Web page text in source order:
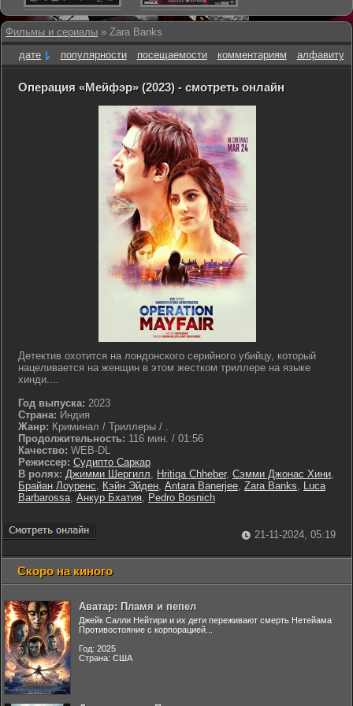
Фильмы и сериалы » Zara Banks
дате
популярности посещаемости комментариям алфавиту
Операция «Мейфэр» (2023) - смотреть онлайн
Детектив охотится на лондонского серийного убийцу, который
нацеливается на женщин в этом жестком триллере на языке
хинди....
Год выпуска: 2023
Страна: Индия
Жанр: Криминал / Триллеры / .
Продолжительность: 116 мин. / 01:56
Качество: WEB-DL
Режиссер: Судипто Саркар
В ролях: Джимми Шергилл, Hritiqa Chheber, Сэмми Джонас Хини,
Брайан Лоуренс, Кэйн Эйден, Antara Banerjee, Zara Banks, Luca
Barbarossa, Анкур Бхатия, Pedro Bosnich
21-11-2024, 05:19
Скоро на киного
Аватар: Пламя и пепел
Джейк Салли Нейтири и их дети переживают смерть Нетейама
Противостояние с корпорацией...
Год: 2025
Страна: США